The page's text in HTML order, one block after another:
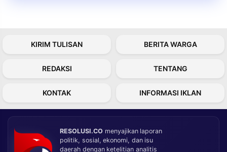
KIRIM TULISAN BERITA WARGA
REDAKSI TENTANG
KONTAK INFORMASI IKLAN
RESOLUSI.CO menyajikan laporan
politik, sosial, ekonomi, dan isu
daerah dengan ketelitian analitis